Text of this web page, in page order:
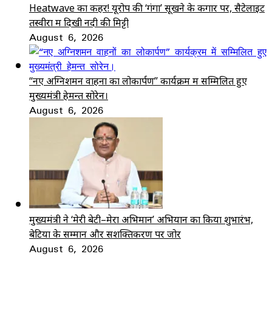
Heatwave का कहर! यूरोप की ‘गंगा’ सूखने के कगार पर, सैटेलाइट
तस्वीरों में दिखी नदी की मिट्टी
August 6, 2026
“नए अग्निशमन वाहनों का लोकार्पण” कार्यक्रम में सम्मिलित हुए
मुख्यमंत्री हेमन्त सोरेन।
August 6, 2026
मुख्यमंत्री ने ‘मेरी बेटी–मेरा अभिमान’ अभियान का किया शुभारंभ,
बेटियों के सम्मान और सशक्तिकरण पर जोर
August 6, 2026